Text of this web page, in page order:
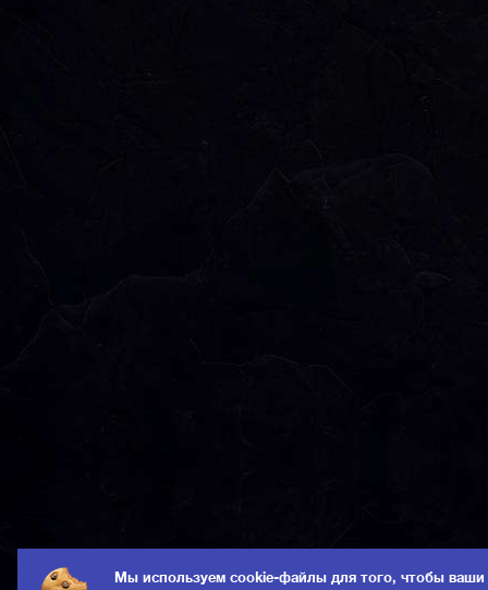
Мы используем cookie-файлы для того, чтобы